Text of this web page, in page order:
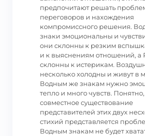
предпочитают решать
переговоров и нахождения
компромиссного решения.
знаки эмоциональны и
они склонны к резким
и к выяснениям отношений, а
склонны к истерикам.
несколько холодны и живут в
Водным же знакам нужно
тепло и много чувств. Понятно,
совместное существование
представителей этих двух
стихий представляется
Водным знакам не будет